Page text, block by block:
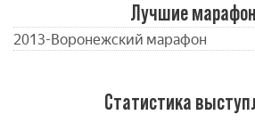
Лучшие
2013-Воронежский марафон
Статистика